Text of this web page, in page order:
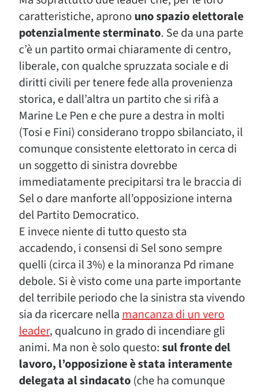
caratteristiche, aprono uno spazio elettorale
potenzialmente sterminato. Se da una parte
c’è un partito ormai chiaramente di centro,
liberale, con qualche spruzzata sociale e di
diritti civili per tenere fede alla provenienza
storica, e dall’altra un partito che si rifà a
Marine Le Pen e che pure a destra in molti
(Tosi e Fini) considerano troppo sbilanciato, il
comunque consistente elettorato in cerca di
un soggetto di sinistra dovrebbe
immediatamente precipitarsi tra le braccia di
Sel o dare manforte all’opposizione interna
del Partito Democratico.
E invece niente di tutto questo sta
accadendo, i consensi di Sel sono sempre
quelli (circa il 3%) e la minoranza Pd rimane
debole. Si è visto come una parte importante
del terribile periodo che la sinistra sta vivendo
sia da ricercare nellamancanza di un vero
leader, qualcuno in grado di incendiare gli
animi. Ma non è solo questo:sul fronte del
lavoro, l’opposizione è stata interamente
delegata al sindacato(che ha comunque